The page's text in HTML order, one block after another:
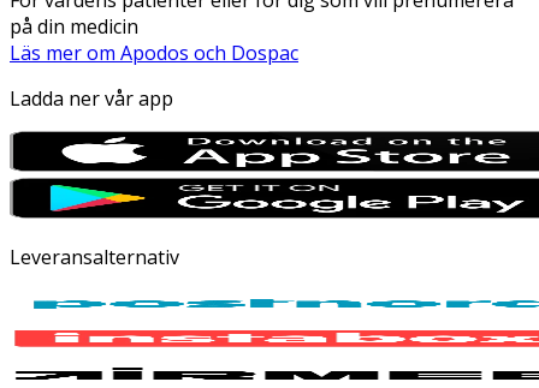
på din medicin
Läs mer om Apodos och Dospac
Ladda ner vår app
Leveransalternativ